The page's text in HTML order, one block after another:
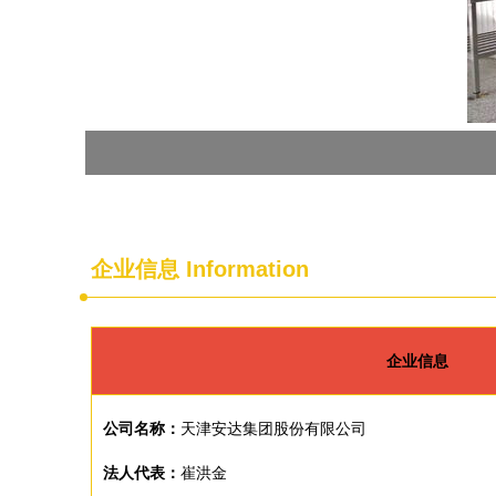
企业信息 Information
企业信息
公司名称： 天津安达集团股份有限公司
法人代表： 崔洪金